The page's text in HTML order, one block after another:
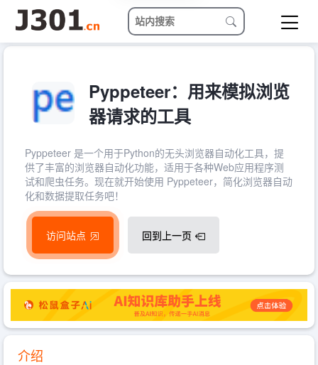
Pyppeteer：用来模拟浏览
器请求的工具
Pyppeteer 是一个用于Python的无头浏览器自动化工具，提
供了丰富的浏览器自动化功能，适用于各种Web应用程序测
试和爬虫任务。现在就开始使用 Pyppeteer，简化浏览器自动
化和数据提取任务吧！
访问站点 回到上一页
介绍